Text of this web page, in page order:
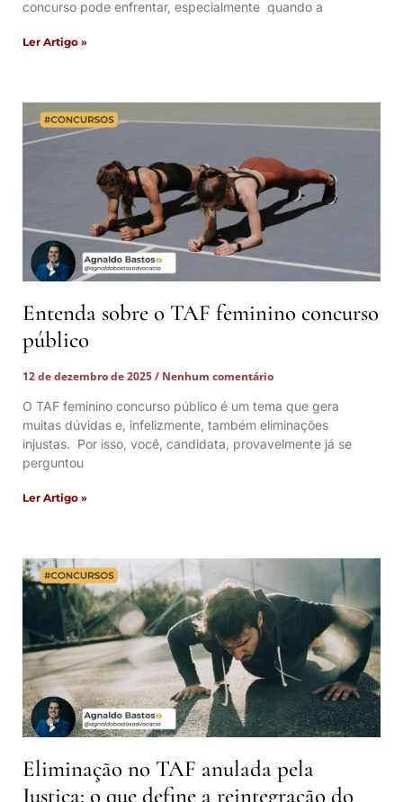
concurso pode enfrentar, especialmente quando a
Ler Artigo »
Entenda sobre o TAF feminino concurso
público
12 de dezembro de 2025
Nenhum comentário
O TAF feminino concurso público é um tema que gera
muitas dúvidas e, infelizmente, também eliminações
injustas. Por isso, você, candidata, provavelmente já se
perguntou
Ler Artigo »
Eliminação no TAF anulada pela
Justiça: o que define a reintegração do